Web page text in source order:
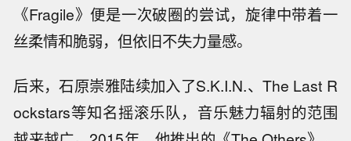
《Fragile》便是一次破圈的尝试，旋律中带着一
丝柔情和脆弱，但依旧不失力量感。
后来，石原崇雅陆续加入了S.K.I.N.、The Last R
ockstars等知名摇滚乐队，音乐魅力辐射的范围